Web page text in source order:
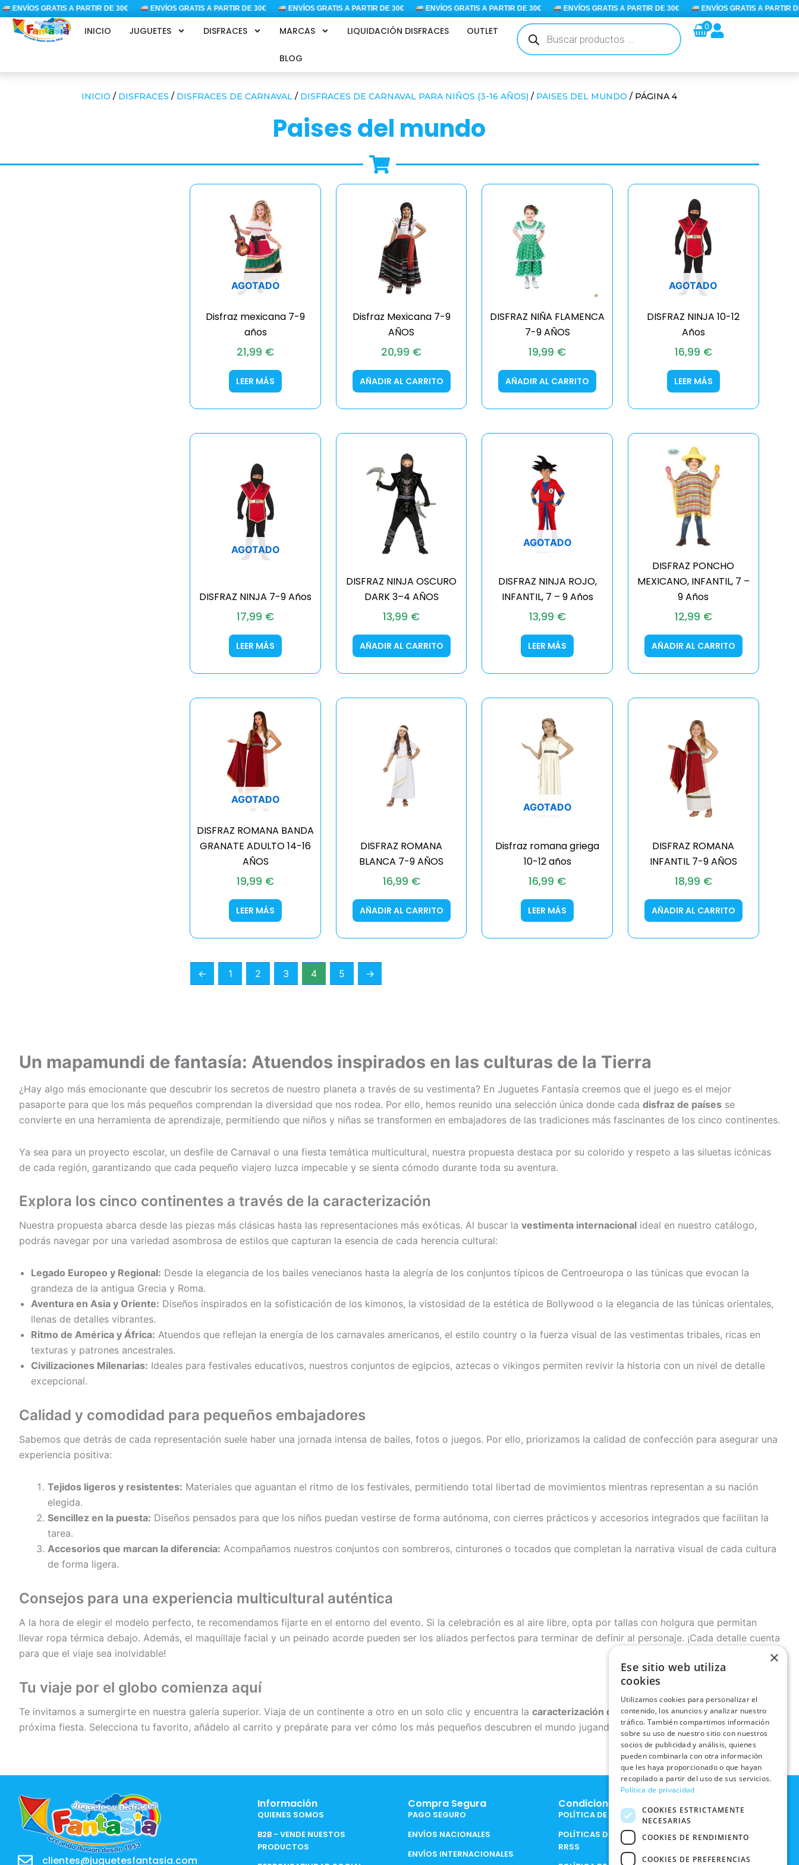
Ir
contenido
GRATIS A PARTIR DE 30€ ENVÍOS GRATIS A PARTIR DE 30€ ENVÍOS GRATIS A PARTIR DE 30€ ENVÍOS GRATIS A PARTIR DE 30€ ENVÍOS GRATIS A PARTIR DE 30€ ENVÍOS GRATIS A PARTIR DE
INICIO JUGUETES DISFRACES MARCAS LIQUIDACIÓN DISFRACES OUTLET
BLOG
Búsqueda
de
productos
0
INICIO / DISFRACES / DISFRACES DE CARNAVAL / DISFRACES DE CARNAVAL PARA NIÑOS (3-16 AÑOS) / PAISES DEL MUNDO / PÁGINA 4
paises del mundo
AGOTADO
Disfraz mexicana 7-9
años
21,99 €
LEER MÁS
Disfraz Mexicana 7-9
AÑOS
20,99 €
AÑADIR AL CARRITO
DISFRAZ NIÑA FLAMENCA
7-9 AÑOS
19,99 €
AÑADIR AL CARRITO
AGOTADO
DISFRAZ NINJA 10-12
Años
16,99 €
LEER MÁS
AGOTADO
DISFRAZ NINJA 7-9 Años
17,99 €
LEER MÁS
DISFRAZ NINJA OSCURO
DARK 3–4 AÑOS
13,99 €
AÑADIR AL CARRITO
AGOTADO
DISFRAZ NINJA ROJO,
INFANTIL, 7 – 9 Años
13,99 €
LEER MÁS
DISFRAZ PONCHO
MEXICANO, INFANTIL, 7 –
9 Años
12,99 €
AÑADIR AL CARRITO
AGOTADO
DISFRAZ ROMANA BANDA
GRANATE ADULTO 14-16
AÑOS
19,99 €
LEER MÁS
DISFRAZ ROMANA
BLANCA 7-9 AÑOS
16,99 €
AÑADIR AL CARRITO
AGOTADO
Disfraz romana griega
10-12 años
16,99 €
LEER MÁS
DISFRAZ ROMANA
INFANTIL 7-9 AÑOS
18,99 €
AÑADIR AL CARRITO
← 1 2 3 4 5 →
Un mapamundi de fantasía: Atuendos inspirados en las culturas de la Tierra
¿Hay algo más emocionante que descubrir los secretos de nuestro planeta a través de su vestimenta? En Juguetes Fantasía creemos que el juego es el mejor
pasaporte para que los más pequeños comprendan la diversidad que nos rodea. Por ello, hemos reunido una selección única donde cada disfraz de países se
convierte en una herramienta de aprendizaje, permitiendo que niños y niñas se transformen en embajadores de las tradiciones más fascinantes de los cinco continentes.
Ya sea para un proyecto escolar, un desfile de Carnaval o una fiesta temática multicultural, nuestra propuesta destaca por su colorido y respeto a las siluetas icónicas
de cada región, garantizando que cada pequeño viajero luzca impecable y se sienta cómodo durante toda su aventura.
Explora los cinco continentes a través de la caracterización
Nuestra propuesta abarca desde las piezas más clásicas hasta las representaciones más exóticas. Al buscar la vestimenta internacional ideal en nuestro catálogo,
podrás navegar por una variedad asombrosa de estilos que capturan la esencia de cada herencia cultural:
Legado Europeo y Regional: Desde la elegancia de los bailes venecianos hasta la alegría de los conjuntos típicos de Centroeuropa o las túnicas que evocan la
grandeza de la antigua Grecia y Roma.
Aventura en Asia y Oriente: Diseños inspirados en la sofisticación de los kimonos, la vistosidad de la estética de Bollywood o la elegancia de las túnicas orientales,
llenas de detalles vibrantes.
Ritmo de América y África: Atuendos que reflejan la energía de los carnavales americanos, el estilo country o la fuerza visual de las vestimentas tribales, ricas en
texturas y patrones ancestrales.
Civilizaciones Milenarias: Ideales para festivales educativos, nuestros conjuntos de egipcios, aztecas o vikingos permiten revivir la historia con un nivel de detalle
excepcional.
Calidad y comodidad para pequeños embajadores
Sabemos que detrás de cada representación suele haber una jornada intensa de bailes, fotos o juegos. Por ello, priorizamos la calidad de confección para asegurar una
experiencia positiva:
Tejidos ligeros y resistentes: Materiales que aguantan el ritmo de los festivales, permitiendo total libertad de movimientos mientras representan a su nación
elegida.
Sencillez en la puesta: Diseños pensados para que los niños puedan vestirse de forma autónoma, con cierres prácticos y accesorios integrados que facilitan la
tarea.
Accesorios que marcan la diferencia: Acompañamos nuestros conjuntos con sombreros, cinturones o tocados que completan la narrativa visual de cada cultura
de forma ligera.
Consejos para una experiencia multicultural auténtica
A la hora de elegir el modelo perfecto, te recomendamos fijarte en el entorno del evento. Si la celebración es al aire libre, opta por tallas con holgura que permitan
llevar ropa térmica debajo. Además, el maquillaje facial y un peinado acorde pueden ser los aliados perfectos para terminar de definir al personaje. ¡Cada detalle cuenta
para que el viaje sea inolvidable!
Tu viaje por el globo comienza aquí
Te invitamos a sumergirte en nuestra galería superior. Viaja de un continente a otro en un solo clic y encuentra la caracterización de paísesque mejor encaje con tu
próxima fiesta. Selecciona tu favorito, añádelo al carrito y prepárate para ver cómo los más pequeños descubren el mundo jugando. ¡La aventura está servida!
clientes@juguetesfantasia.com
Información
QUIENES SOMOS
B2B - VENDE NUESTOS
PRODUCTOS
Compra Segura
PAGO SEGURO
ENVÍOS NACIONALES
ENVÍOS INTERNACIONALES
Condiciones Legales
POLÍTICA DE COOKIES
POLÍTICAS DE PRIVACIDAD EN
RRSS
×
Ese sitio web utiliza
cookies
Utilizamos cookies para personalizar el
contenido, los anuncios y analizar nuestro
tráfico. También compartimos información
sobre su uso de nuestro sitio con nuestros
socios de publicidad y análisis, quienes
pueden combinarla con otra información
que les haya proporcionado o que hayan
recopilado a partir del uso de sus servicios.
Política de privacidad
COOKIES ESTRICTAMENTE
NECESARIAS
COOKIES DE RENDIMIENTO
COOKIES DE PREFERENCIAS